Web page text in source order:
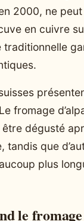
2000, ne
en cuivre
traditionnelle
fromage
dégusté
tandis que
plus
le fromage